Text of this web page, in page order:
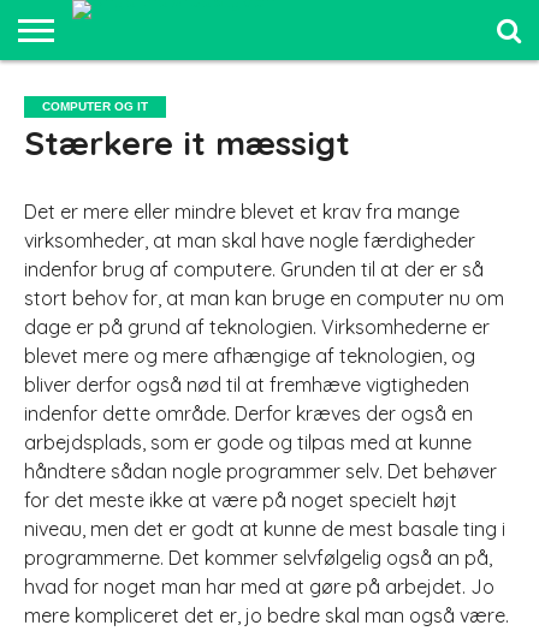
FRILUFTSLIV
COMPUTER
OG IT
OG
SJOV
ELEKTRONIK
MAD OG
SUNDHED
UDDANNELSE
OG LEDELSE
COMPUTER OG IT
Stærkere it mæssigt
Det er mere eller mindre blevet et krav fra mange
virksomheder, at man skal have nogle færdigheder
indenfor brug af computere. Grunden til at der er så
stort behov for, at man kan bruge en computer nu om
dage er på grund af teknologien. Virksomhederne er
blevet mere og mere afhængige af teknologien, og
bliver derfor også nød til at fremhæve vigtigheden
indenfor dette område. Derfor kræves der også en
arbejdsplads, som er gode og tilpas med at kunne
håndtere sådan nogle programmer selv. Det behøver
for det meste ikke at være på noget specielt højt
niveau, men det er godt at kunne de mest basale ting i
programmerne. Det kommer selvfølgelig også an på,
hvad for noget man har med at gøre på arbejdet. Jo
mere kompliceret det er, jo bedre skal man også være.